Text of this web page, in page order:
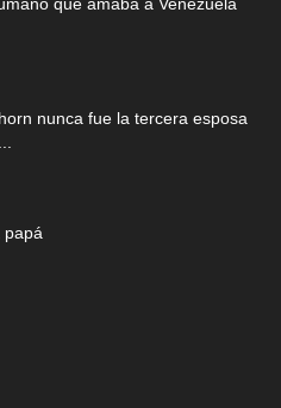
que amaba a Venezuela
nunca fue la tercera esposa
papá